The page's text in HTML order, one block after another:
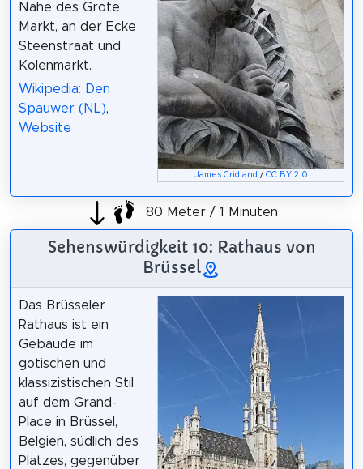
James Cridland / CC BY 2.0
Nähe des Grote
Markt, an der Ecke
Steenstraat und
Kolenmarkt.
Wikipedia: Den
Spauwer (NL),
Website
80 Meter / 1 Minuten
Sehenswürdigkeit 10: Rathaus von
Brüssel
Das Brüsseler
Rathaus ist ein
Gebäude im
gotischen und
klassizistischen Stil
auf dem Grand-
Place in Brüssel,
Belgien, südlich des
Platzes, gegenüber